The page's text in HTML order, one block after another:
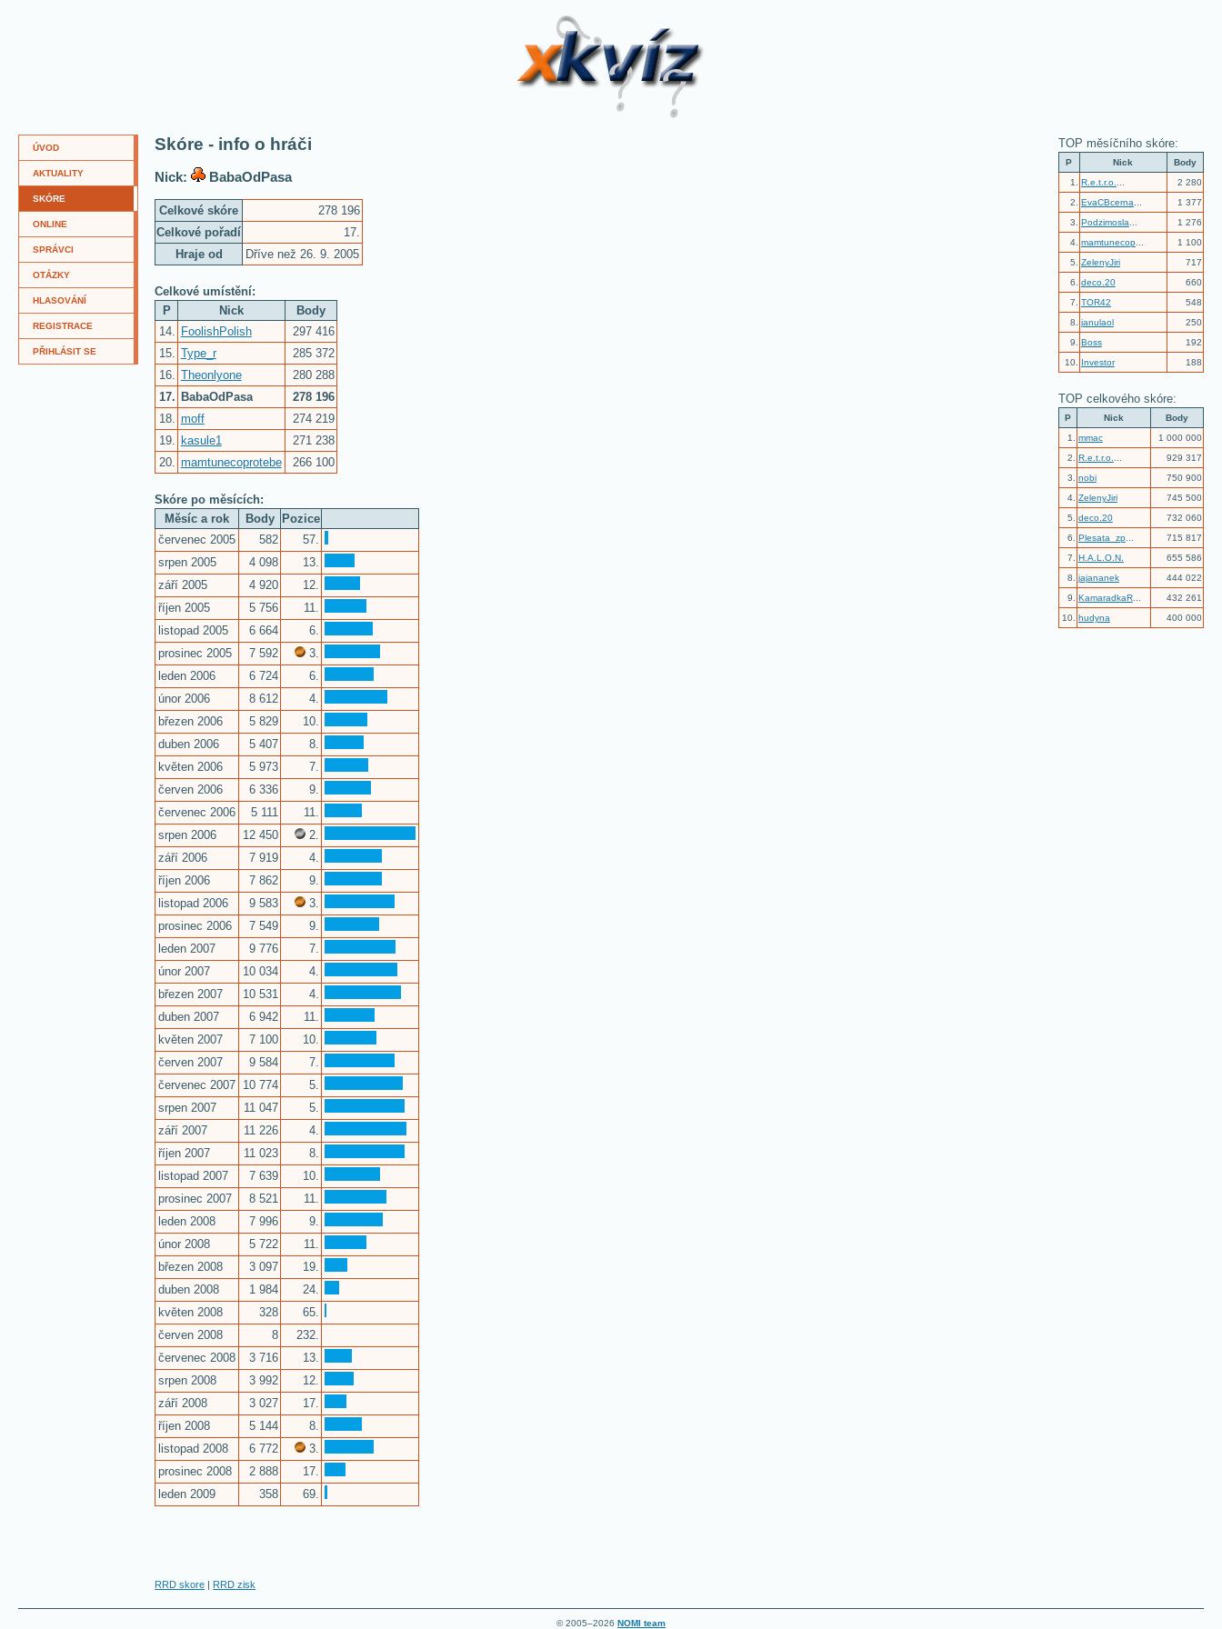
XKvíz
ÚVOD
AKTUALITY
SKÓRE
ONLINE
SPRÁVCI
OTÁZKY
HLASOVÁNÍ
REGISTRACE
PŘIHLÁSIT SE
TOP měsíčního skóre:
P Nick
Body
1.
R.e.t.r.o.
2 280
2.
EvaCBcerna
1 377
3.
Podzimosla
1 276
4. mamtunecop...
1 100
5.
ZelenyJiri
717
6.
deco.20
660
7.
TOR42
548
8.
janulaol
250
9.
Boss
192
10.
Investor 188
TOP celkového skóre:
P Nick
Body
1.
mmac
1 000 000
2.
R.e.t.r.o.
929 317
3.
nobi
750 900
4. ZelenyJiri
745 500
5.
deco.20
732 060
6.
Plesata_zp...
715 817
7.
H.A.L.O.N.
655 586
8.
jajananek
444 022
9.
KamaradkaR...
432 261
10. hudyna 400 000
Skóre - info o hráči
Nick: BabaOdPasa
Celkové skóre
278 196
Celkové pořadí
17.
Hraje od
Dříve než 26. 9. 2005
Celkové umístění:
P
Nick
Body
14.
FoolishPolish
297 416
15.
Type_r
285 372
16.
Theonlyone
280 288
17. BabaOdPasa
278 196
18.
moff
274 219
19.
kasule1
271 238
20.
mamtunecoprotebe 266 100
Skóre po měsících:
Měsíc a rok
Body
Pozice
červenec 2005
582
57.
srpen 2005
4 098
13.
září 2005
4 920
12.
říjen 2005
5 756
11.
listopad 2005
6 664
6.
prosinec 2005
7 592
3.
leden 2006
6 724
6.
únor 2006
8 612
4.
březen 2006
5 829
10.
duben 2006
5 407
8.
květen 2006
5 973
7.
červen 2006
6 336
9.
červenec 2006
5 111
11.
srpen 2006
12 450
2.
září 2006
7 919
4.
říjen 2006
7 862
9.
listopad 2006
9 583
3.
prosinec 2006
7 549
9.
leden 2007
9 776
7.
únor 2007
10 034
4.
březen 2007
10 531
4.
duben 2007
6 942
11.
květen 2007
7 100
10.
červen 2007
9 584
7.
červenec 2007
10 774
5.
srpen 2007
11 047
5.
září 2007
11 226
4.
říjen 2007
11 023
8.
listopad 2007
7 639
10.
prosinec 2007
8 521
11.
leden 2008
7 996
9.
únor 2008
5 722
11.
březen 2008
3 097
19.
duben 2008
1 984
24.
květen 2008
328
65.
červen 2008
8
232.
červenec 2008
3 716
13.
srpen 2008
3 992
12.
září 2008
3 027
17.
říjen 2008
5 144
8.
listopad 2008
6 772
3.
prosinec 2008
2 888
17.
leden 2009
358 69.
RRD skore | RRD zisk
© 2005–2026 NOMI team